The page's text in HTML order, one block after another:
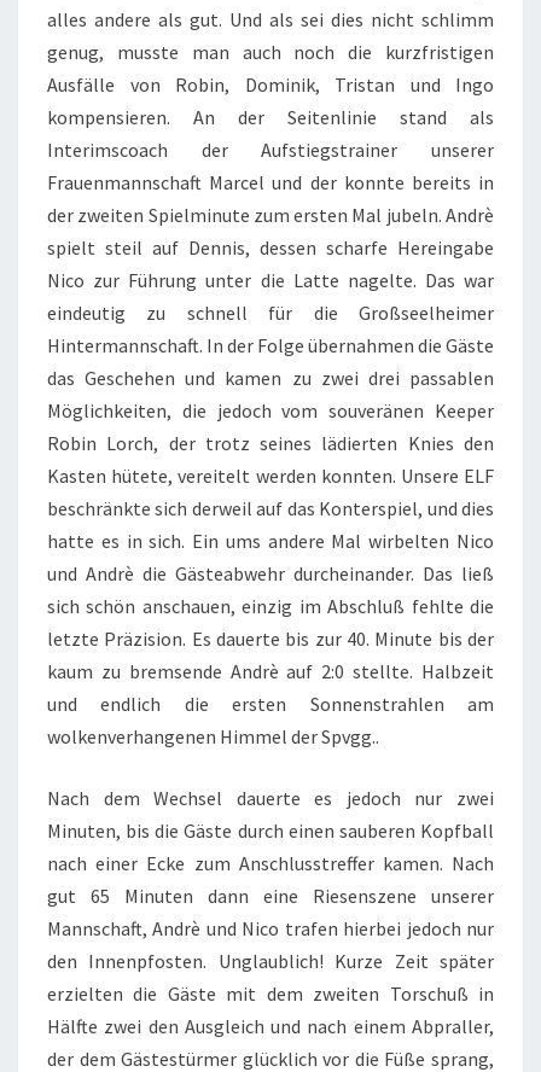
alles andere als gut. Und als sei dies nicht schlimm
genug, musste man auch noch die kurzfristigen
Ausfälle von Robin, Dominik, Tristan und Ingo
kompensieren. An der Seitenlinie stand als
Interimscoach der Aufstiegstrainer unserer
Frauenmannschaft Marcel und der konnte bereits in
der zweiten Spielminute zum ersten Mal jubeln. Andrè
spielt steil auf Dennis, dessen scharfe Hereingabe
Nico zur Führung unter die Latte nagelte. Das war
eindeutig zu schnell für die Großseelheimer
Hintermannschaft. In der Folge übernahmen die Gäste
das Geschehen und kamen zu zwei drei passablen
Möglichkeiten, die jedoch vom souveränen Keeper
Robin Lorch, der trotz seines lädierten Knies den
Kasten hütete, vereitelt werden konnten. Unsere ELF
beschränkte sich derweil auf das Konterspiel, und dies
hatte es in sich. Ein ums andere Mal wirbelten Nico
und Andrè die Gästeabwehr durcheinander. Das ließ
sich schön anschauen, einzig im Abschluß fehlte die
letzte Präzision. Es dauerte bis zur 40. Minute bis der
kaum zu bremsende Andrè auf 2:0 stellte. Halbzeit
und endlich die ersten Sonnenstrahlen am
wolkenverhangenen Himmel der Spvgg..
Nach dem Wechsel dauerte es jedoch nur zwei
Minuten, bis die Gäste durch einen sauberen Kopfball
nach einer Ecke zum Anschlusstreffer kamen. Nach
gut 65 Minuten dann eine Riesenszene unserer
Mannschaft, Andrè und Nico trafen hierbei jedoch nur
den Innenpfosten. Unglaublich! Kurze Zeit später
erzielten die Gäste mit dem zweiten Torschuß in
Hälfte zwei den Ausgleich und nach einem Abpraller,
der dem Gästestürmer glücklich vor die Füße sprang,